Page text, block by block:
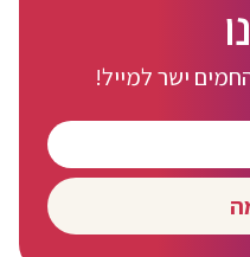
ישר למייל!